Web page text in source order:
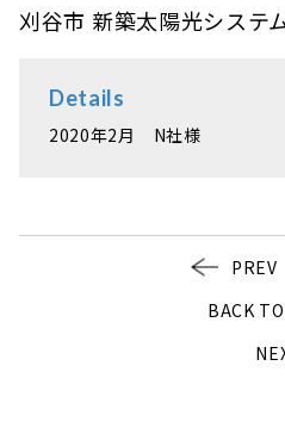
刈谷市 新築太陽光システ
Details
2020年2月 N社様
PREV
BACK